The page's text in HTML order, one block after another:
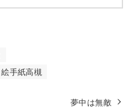
絵手紙高槻
夢中は無敵